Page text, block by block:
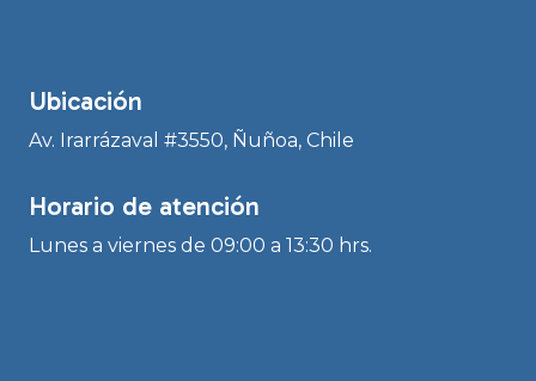
Ubicación
Av. Irarrázaval #3550, Ñuñoa, Chile
Horario de atención
Lunes a viernes de 09:00 a 13:30 hrs.